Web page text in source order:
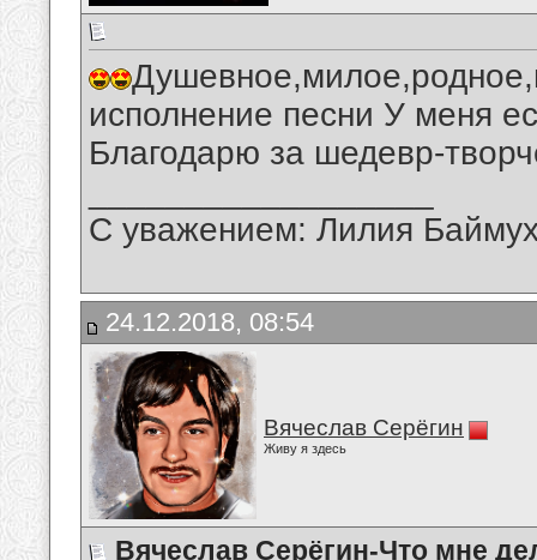
исполнение песни У меня
Благодарю за шедевр-
С уважением: Лилия
24.12.2018, 08:54
Вячеслав Серёгин
Живу я здесь
Вячеслав Серёгин-Что мне